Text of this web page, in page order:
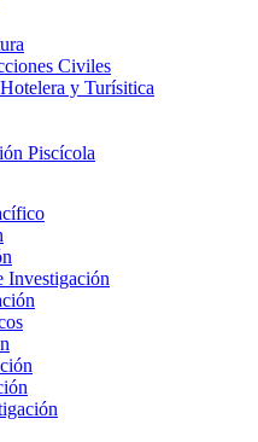
Civiles
y Turísitica
Piscícola
Investigación